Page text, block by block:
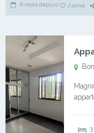
6 mois depuis J'aime
3